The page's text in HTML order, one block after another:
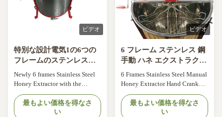
ビデオ
特別な設計電気1の6つの
フレームのステンレス鋼
の蜂蜜の抽出器
Newly 6 frames Stainless Steel
Honey Extractor with the
special design Electric one
Product details: Newly 6 frames
Electric Honey Extractor
最もよい価格を得なさ
い
ビデオ
6 フレーム ステンレス 鋼
手動 ハネ エクストラクタ
ー 脚付き ハンド クラン
ク エクストラクター
6 Frames Stainless Steel Manual
Honey Extractor Hand Crank
Extractor With Legs
最もよい価格を得なさ
い